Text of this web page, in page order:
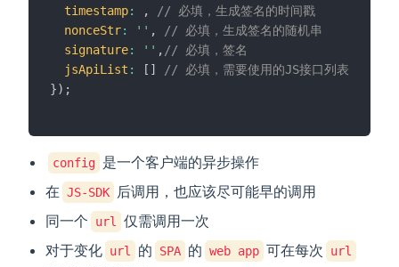
timestamp: ,
// 必填，生成签名的时间戳
nonceStr: '' ,
// 必填，生成签名的随机串
signature: '' , // 必填，签名
jsApiList : [ ]
// 必填，需要使用的JS接口列表
}) ;
config 是一个客户端的异步操作
在 JS-SDK
后调用，也应该尽可能早的调用
同一个
url
仅需调用一次
对于变化 url 的 SPA 的 web app 可在每次 url